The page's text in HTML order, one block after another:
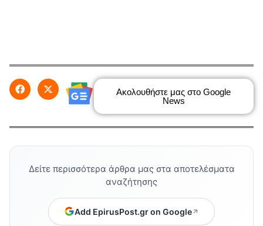
Ακολουθήστε μας στο Google
News
Δείτε περισσότερα άρθρα μας στα αποτελέσματα
αναζήτησης
Add EpirusPost.gr on Google